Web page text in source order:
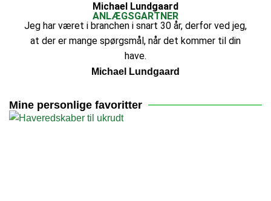
Michael Lundgaard
ANLÆGSGARTNER
Jeg har været i branchen i snart 30 år, derfor ved jeg,
at der er mange spørgsmål, når det kommer til din
have.
Michael Lundgaard
Mine personlige favoritter